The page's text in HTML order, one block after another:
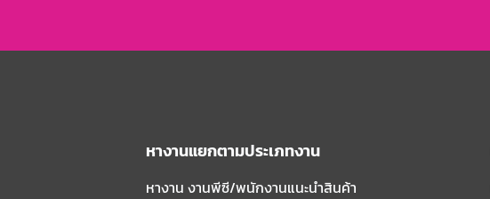
หางานแยกตามประเภทงาน
หางาน งานพีซี/พนักงานแนะนําสินค้า